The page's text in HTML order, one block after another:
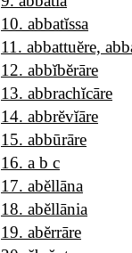
10. abbatĭssa
11 . abbattuĕre,
12. abbĭbĕrāre
13. abbrachĭcāre
14. abbrĕvĭāre
15. abbūrāre
16. a b c
17. abĕllāna
18. abĕllānia
19. abĕrrāre